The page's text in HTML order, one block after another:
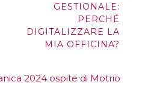
GESTIONALE:
PERCHÉ
DIGITALIZZARE LA
MIA OFFICINA?
2024 ospite di Motrio